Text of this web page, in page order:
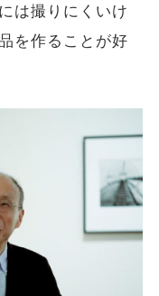
は撮りにくいけ
を作ることが好